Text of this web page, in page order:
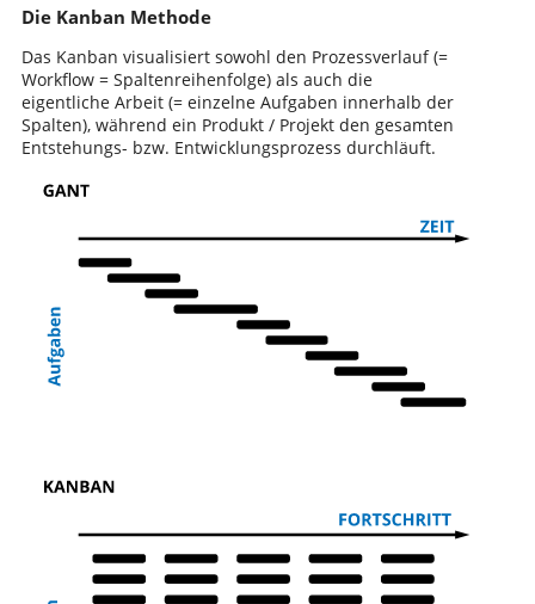
Die Kanban Methode
Das Kanban visualisiert sowohl den Prozessverlauf (=
Workflow = Spaltenreihenfolge) als auch die
eigentliche Arbeit (= einzelne Aufgaben innerhalb der
Spalten), während ein Produkt / Projekt den gesamten
Entstehungs- bzw. Entwicklungsprozess durchläuft.